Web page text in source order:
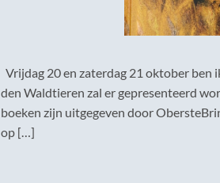
Vrijdag 20 en zaterdag 21 oktober ben
den Waldtieren zal er gepresenteerd
boeken zijn uitgegeven door
op […]